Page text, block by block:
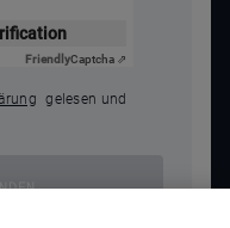
FriendlyCaptcha ⇗
gelesen und